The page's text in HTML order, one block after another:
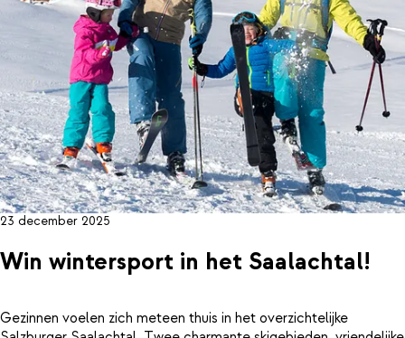
23 december 2025
Win wintersport in het Saalachtal!
Gezinnen voelen zich meteen thuis in het overzichtelijke